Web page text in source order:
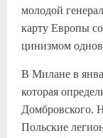
молодой
карту Европы
цинизмом
В Милане в
которая
Домбровского.
Польские